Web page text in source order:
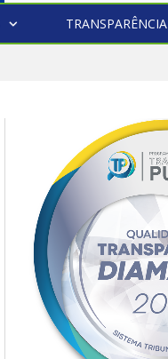
TRANSPARÊNCIA